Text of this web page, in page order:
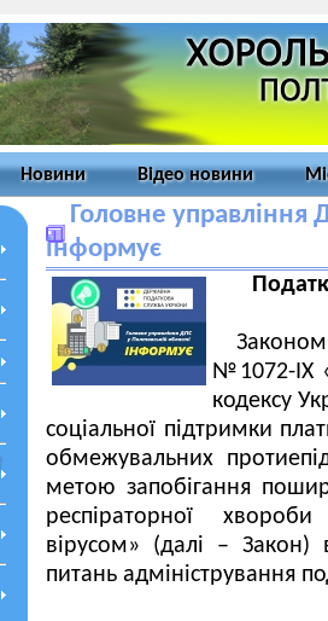
Новини Відео новини
Головне управління
інформує
№1072-ІХ
кодексу
соціальної підтримки
обмежувальних
метою запобігання
респіраторної
вірусом» (далі – Закон)
питань адміністрування